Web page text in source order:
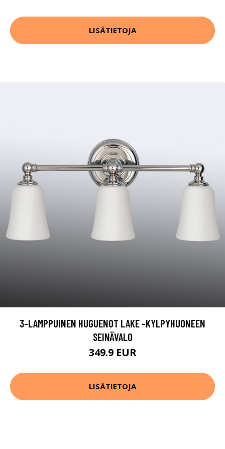
LISÄTIETOJA
3-LAMPPUINEN HUGUENOT LAKE -KYLPYHUONEEN
SEINÄVALO
349.9 EUR
LISÄTIETOJA